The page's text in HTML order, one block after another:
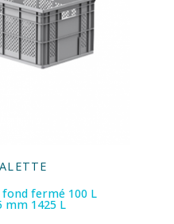
fermé 100 L
mm 1425 L